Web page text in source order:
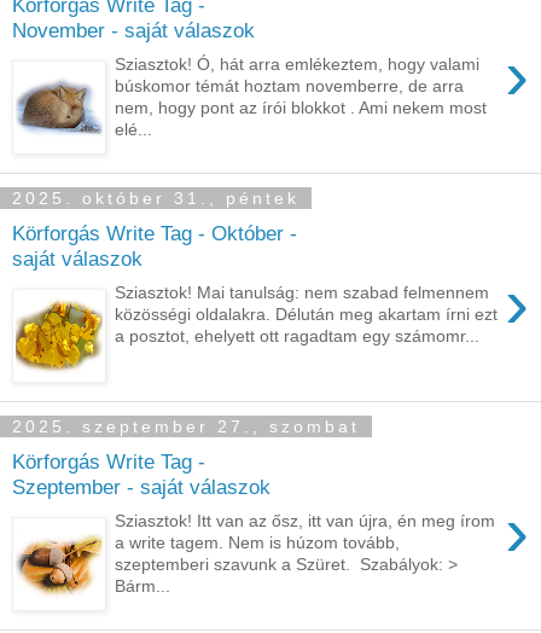
November - saját válaszok
›
Sziasztok! Ó, hát arra emlékeztem, hogy valami
búskomor témát hoztam novemberre, de arra
nem, hogy pont az írói blokkot . Ami nekem most
elé...
2025. október 31., péntek
Körforgás Write Tag - Október -
saját válaszok
›
Sziasztok! Mai tanulság: nem szabad felmennem
közösségi oldalakra. Délután meg akartam írni ezt
a posztot, ehelyett ott ragadtam egy számomr...
2025. szeptember 27., szombat
Körforgás Write Tag -
Szeptember - saját válaszok
›
Sziasztok! Itt van az ősz, itt van újra, én meg írom
a write tagem. Nem is húzom tovább,
szeptemberi szavunk a Szüret. Szabályok: >
Bárm...